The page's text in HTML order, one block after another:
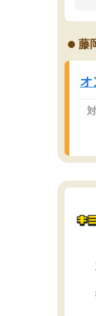
藤
オ